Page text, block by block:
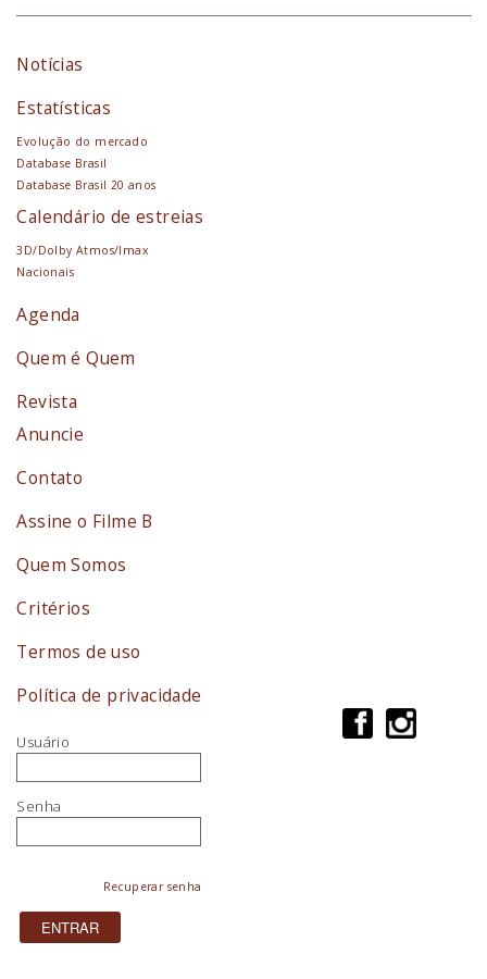
Notícias
Estatísticas
Evolução do mercado
Database Brasil
Database Brasil 20 anos
Calendário de estreias
3D/Dolby Atmos/Imax
Nacionais
Agenda
Quem é Quem
Revista
Anuncie
Contato
Assine o Filme B
Quem Somos
Critérios
Termos de uso
Política de privacidade
Usuário
Senha
Recuperar senha